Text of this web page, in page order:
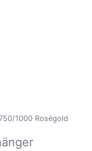
1000 Roségold